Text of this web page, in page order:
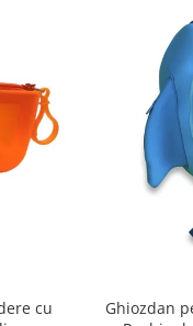
cu
Ghiozdan